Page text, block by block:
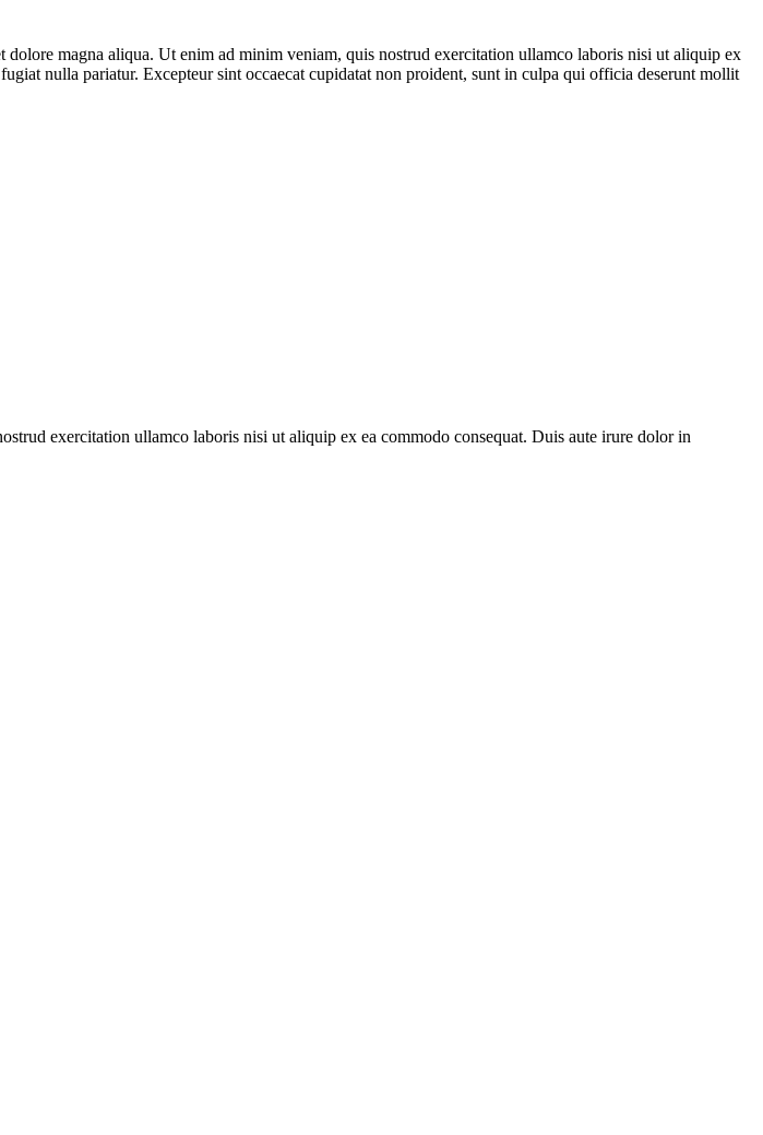
magna aliqua. Ut enim ad minim veniam, quis nostrud exercitation ullamco laboris nisi ut aliquip ex
nulla pariatur. Excepteur sint occaecat cupidatat non proident, sunt in culpa qui officia deserunt mollit
exercitation ullamco laboris nisi ut aliquip ex ea commodo consequat. Duis aute irure dolor in